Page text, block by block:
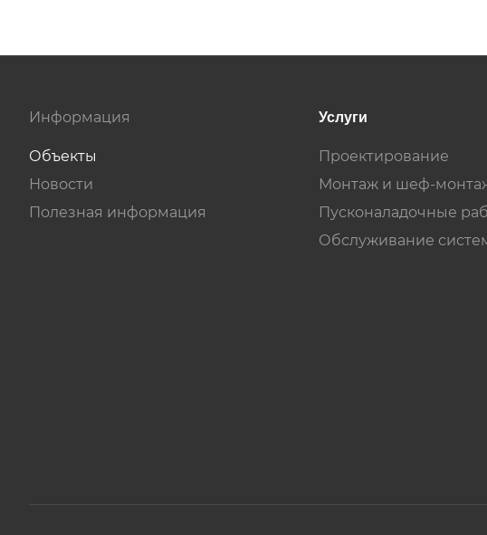
Информация
Объекты
Новости
Полезная информация
Услуги
Проектирование
Монтаж и шеф-
Пусконаладочные
Обслуживание